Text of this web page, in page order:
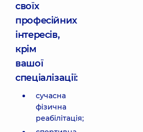
своїх
професійних
інтересів,
крім
вашої
спеціалізації:
сучасна
фізична
реабілітація;